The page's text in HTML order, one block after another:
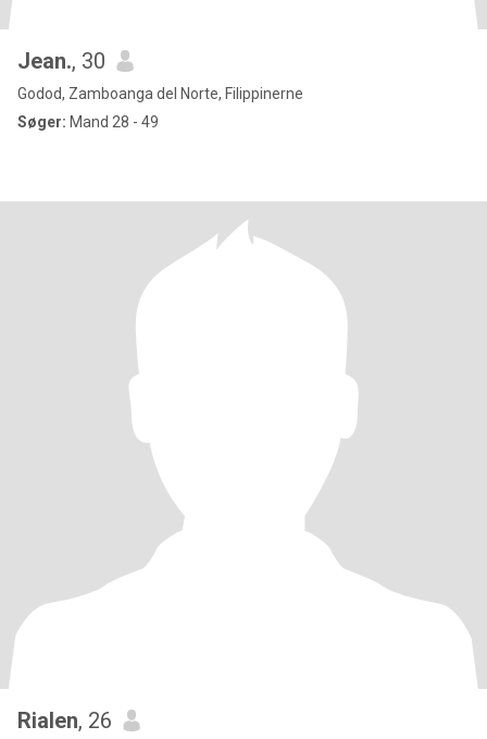
Jean., 30
Godod, Zamboanga del Norte, Filippinerne
Søger: Mand 28 - 49
Rialen, 26